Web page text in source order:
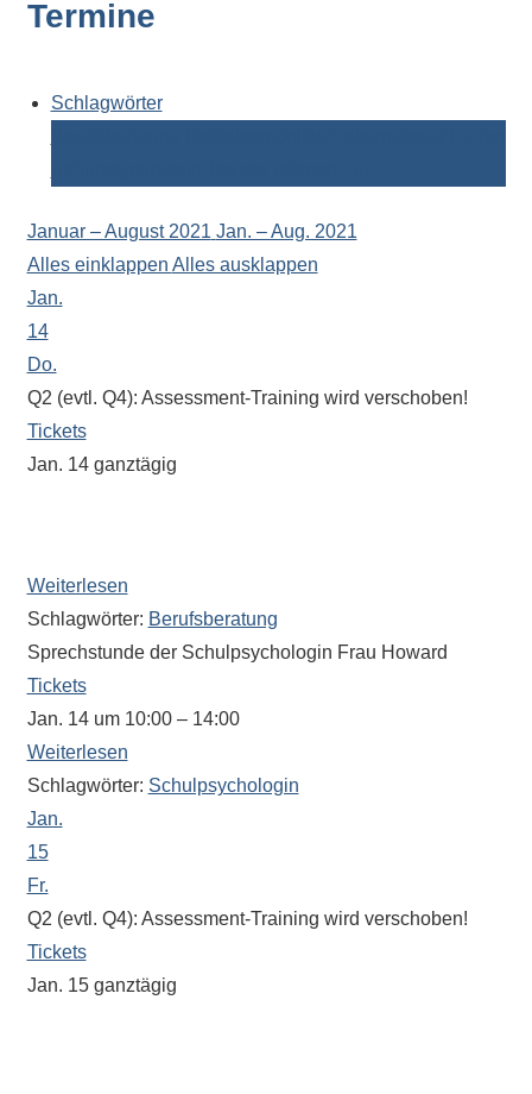
Kontaktdaten,
Zusammensetzung
oder
zur
Ausstattung
der
wir
versuchen
auf
alle
bieten.
Daneben
gibt
es
viele
Beiträge
zu
den
Aktivitäten
an
Schule.
Ob
Sprach-,
Termine
Schlagwörter
Januar – August 2021 Jan. – Aug. 2021
Alles einklappen Alles ausklappen
Jan.
14
Do.
Q2 (evtl. Q4): Assessment-Training wird verschoben!
Tickets
Jan. 14 ganztägig
Weiterlesen
Schlagwörter: Berufsberatung
Sprechstunde der Schulpsychologin Frau Howard
Tickets
Jan. 14 um 10:00 – 14:00
Weiterlesen
Schlagwörter: Schulpsychologin
Jan.
15
Fr.
Q2 (evtl. Q4): Assessment-Training wird verschoben!
Tickets
Jan. 15 ganztägig